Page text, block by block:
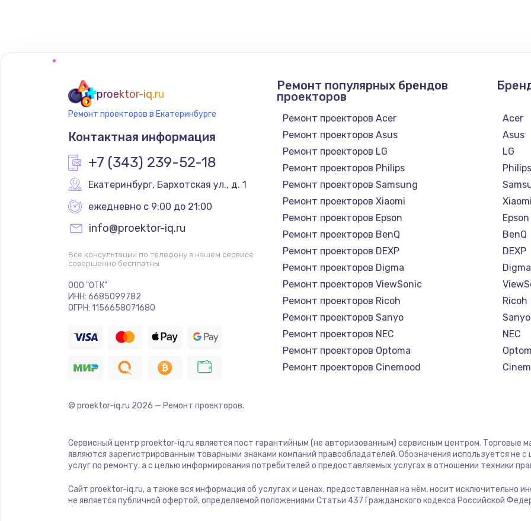
proektor-iq.ru
Ремонт проекторов в Екатеринбурге
Контактная информация
+7 (343) 239-52-18
Екатеринбург, Бархотская ул., д. 1
ежедневно с 9:00 до 21:00
info@proektor-iq.ru
Все консультации по телефону в нашем сервисе
совершенно бесплатны
ООО "ОТК"
ИНН: 6685099782
ОГРН: 1156658071680
Ремонт популярных брендов
проекторов
Ремонт проекторов Acer
Ремонт проекторов Asus
Ремонт проекторов LG
Ремонт проекторов Philips
Ремонт проекторов Samsung
Ремонт проекторов Xiaomi
Ремонт проекторов Epson
Ремонт проекторов BenQ
Ремонт проекторов DEXP
Ремонт проекторов Digma
Ремонт проекторов ViewSonic
Ремонт проекторов Ricoh
Ремонт проекторов Sanyo
Ремонт проекторов NEC
Ремонт проекторов Optoma
Ремонт проекторов Cinemood
Ремонт проекторов JVC
Ремонт проекторов Casio
Ремонт проекторов HITACHI
Acer
Asus
LG
Philips
Xiaomi
Epson
BenQ
DEXP
Digma
Ricoh
Sanyo
NEC
JVC
Casio
© proektor-iq.ru 2026 — Ремонт проекторов.
Сервисный центр proektor-iq.ru является пост гарантийным (не авторизованным) сервисным центром. Торговые
являются зарегистрированным товарными знаками компаний правообладателей. Обозначения используется
услуг по ремонту, а с целью информирования потребителей о предоставляемых услугах в отношении техники
Сайт proektor-iq.ru, а также вся информация об услугах и ценах, предоставленная на нём, носит исключительно
не является публичной офертой, определяемой положениями Статьи 437 Гражданского кодекса Российской